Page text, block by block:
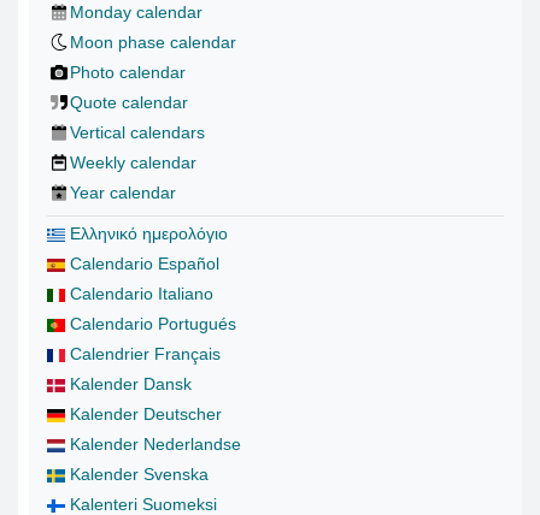
Monday calendar
Moon phase calendar
Photo calendar
Quote calendar
Vertical calendars
Weekly calendar
Year calendar
Ελληνικό ημερολόγιο
Calendario Español
Calendario Italiano
Calendario Portugués
Calendrier Français
Kalender Dansk
Kalender Deutscher
Kalender Nederlandse
Kalender Svenska
Kalenteri Suomeksi